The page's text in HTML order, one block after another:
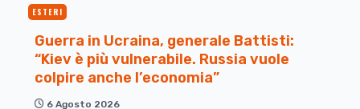
ESTERI
Guerra in Ucraina, generale Battisti:
“Kiev è più vulnerabile. Russia vuole
colpire anche l’economia”
6 Agosto 2026